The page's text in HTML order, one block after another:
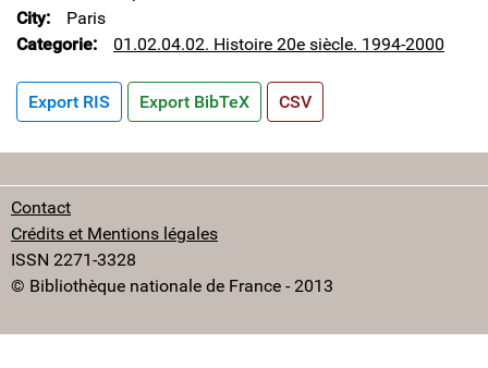
City
Paris
Categorie
01.02.04.02. Histoire 20e siècle. 1994-2000
Export RIS Export BibTeX CSV
Contact
Crédits et Mentions légales
ISSN 2271-3328
© Bibliothèque nationale de France - 2013